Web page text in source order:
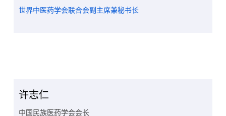
世界中医药学会联合会副主席兼秘书长
许志仁
中国民族医药学会会长